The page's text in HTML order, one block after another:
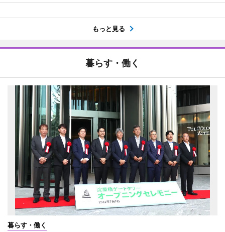
もっと見る
暮らす・働く
暮らす・働く